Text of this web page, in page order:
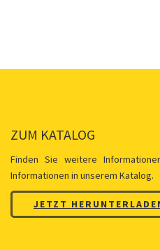
ZUM KATALOG
Finden Sie weitere
Informationen in unserem Katalog.
JETZT